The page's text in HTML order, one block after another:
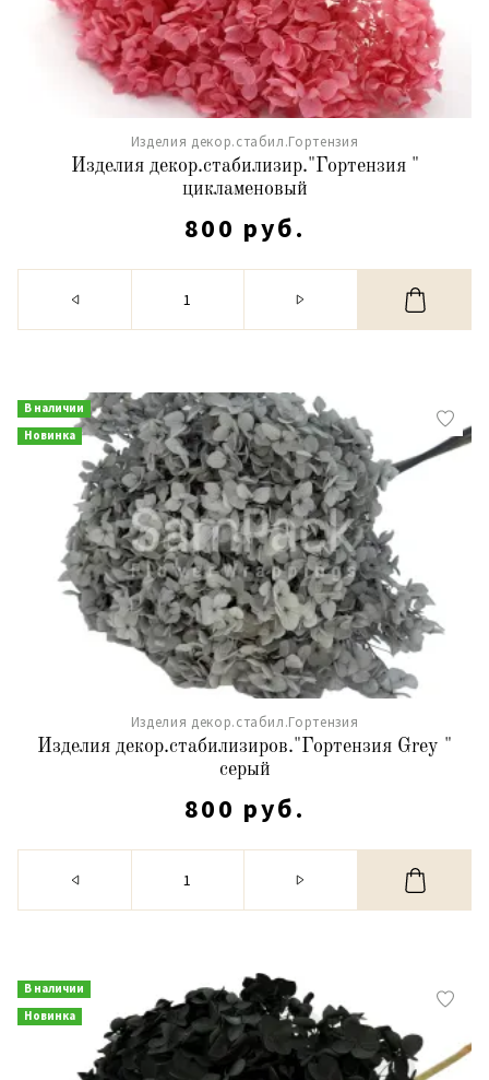
Изделия декор.стабил.Гортензия
Изделия декор.стабилизир."Гортензия "
цикламеновый
800 руб.
В наличии
Новинка
Изделия декор.стабил.Гортензия
Изделия декор.стабилизиров."Гортензия Grey "
серый
800 руб.
В наличии
Новинка